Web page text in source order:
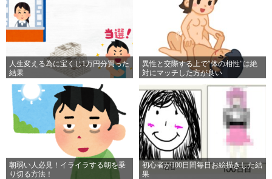
人生変える為に宝くじ1万円分買った
結果
異性と交際する上で″体の相性″は絶
対にマッチした方が良い
朝弱い人必見！イライラする朝を乗
り切る方法！
初心者が100日間毎日お絵描きした結
果